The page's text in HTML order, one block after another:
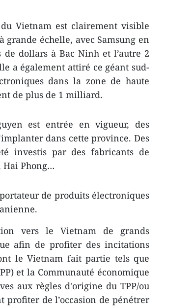
Vietnam est clairement visible
échelle, avec Samsung en
dollars à Bac Ninh et l’autre 2
a également attiré ce géant sud-
dans la zone de haute
de plus de 1 milliard.
est entrée en vigueur, des
dans cette province. Des
investis par des fabricants de
Hai Phong…
de produits électroniques
vers le Vietnam de grands
afin de profiter des incitations
le Vietnam fait partie tels que
et la Communauté économique
aux règles d'origine du TPP/ou
profiter de l’occasion de pénétrer